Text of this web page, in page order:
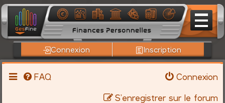
Connexion Inscription
FAQ
Connexion
S’enregistrer sur le forum